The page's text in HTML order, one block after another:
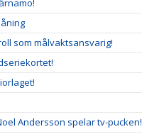
som målvaktsansvarig!
Andersson spelar tv-pucken!